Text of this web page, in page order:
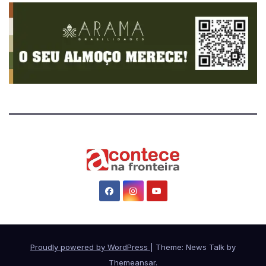
Proudly powered by WordPress
Theme: News Talk by
Themeansar.